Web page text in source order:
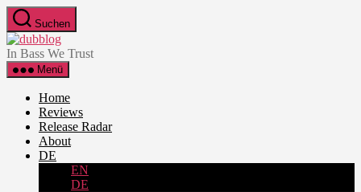
Zum
Inhalt
springen
Suchen
dubblog
In Bass We Trust
Menü
Home
Reviews
Release Radar
About
DE
EN
DE